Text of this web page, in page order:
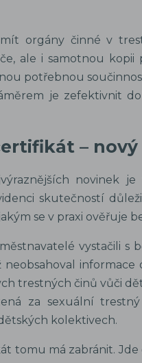
orgány činné v
ale i samotnou
potřebnou
je zefektivnit
–
novinek
skutečností
se v praxi ověřuje
vystačili
neobsahoval
trestných činů vůči
za sexuální
kolektivech.
tomu má zabránit.